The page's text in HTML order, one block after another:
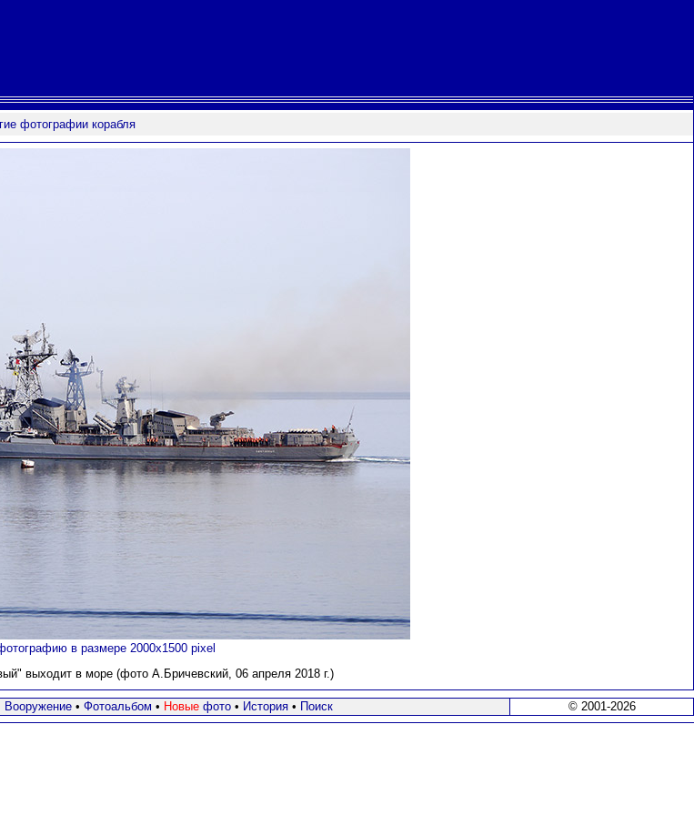
фотографии корабля
в размере 2000х1500 pixel
выходит в море (фото А.Бричевский, 06 апреля 2018 г.)
Вооружение • Фотоальбом • Новыефото • История• Поиск © 2001-2026